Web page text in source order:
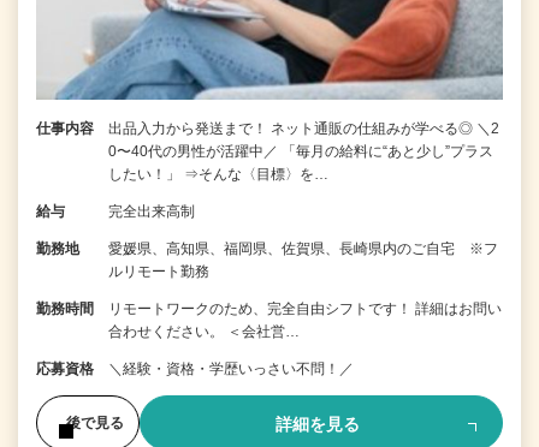
仕事内容
出品入力から発送まで！ ネット通販の仕組みが学べる◎ ＼2
0〜40代の男性が活躍中／ 「毎月の給料に“あと少し”プラス
したい！」 ⇒そんな〈目標〉を…
給与 完全出来高制
勤務地
愛媛県、高知県、福岡県、佐賀県、長崎県内のご自宅 ※フ
ルリモート勤務
勤務時間
リモートワークのため、完全自由シフトです！ 詳細はお問い
合わせください。 ＜会社営…
応募資格 ＼経験・資格・学歴いっさい不問！／
後で見る 詳細を見る